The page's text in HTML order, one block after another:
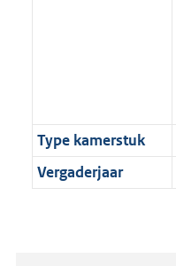
Type kamerstuk
Vergaderjaar